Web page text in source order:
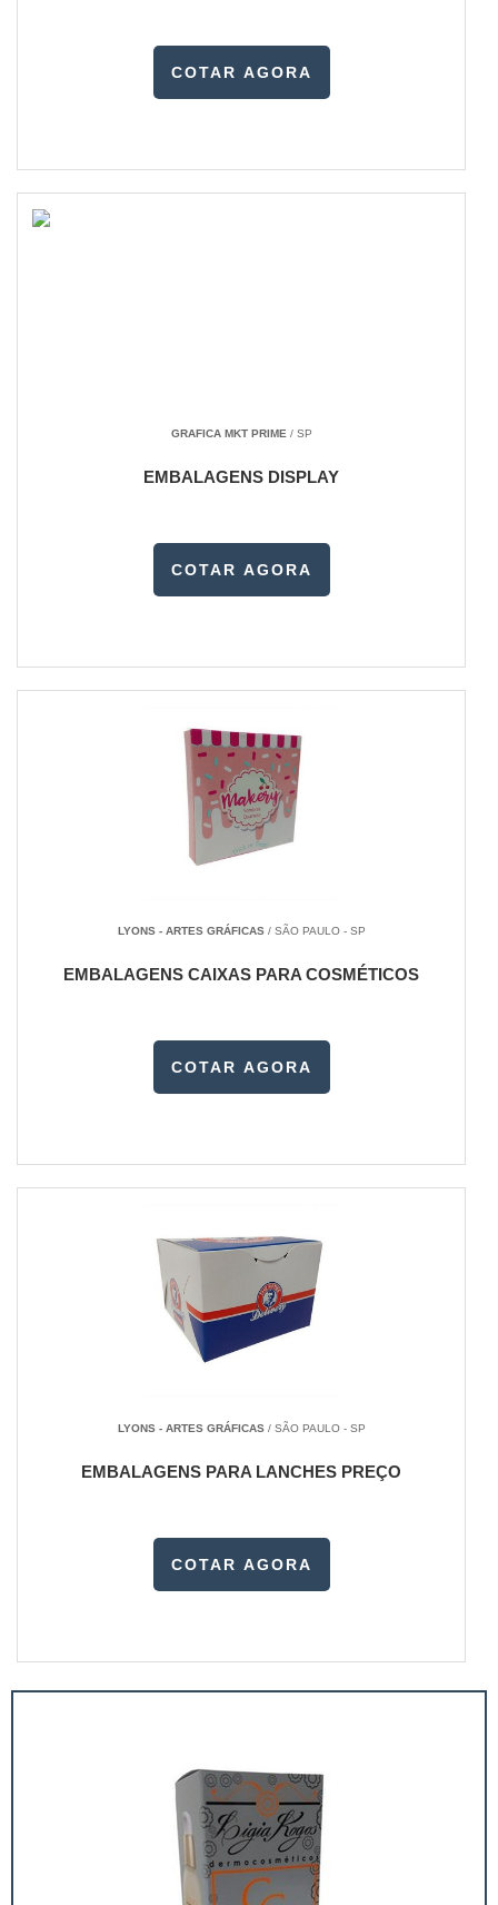
COTAR AGORA
GRAFICA MKT PRIME/ SP
EMBALAGENS DISPLAY
COTAR AGORA
LYONS - ARTES GRÁFICAS/ SÃO PAULO - SP
EMBALAGENS CAIXAS PARA COSMÉTICOS
COTAR AGORA
LYONS - ARTES GRÁFICAS/ SÃO PAULO - SP
EMBALAGENS PARA LANCHES PREÇO
COTAR AGORA